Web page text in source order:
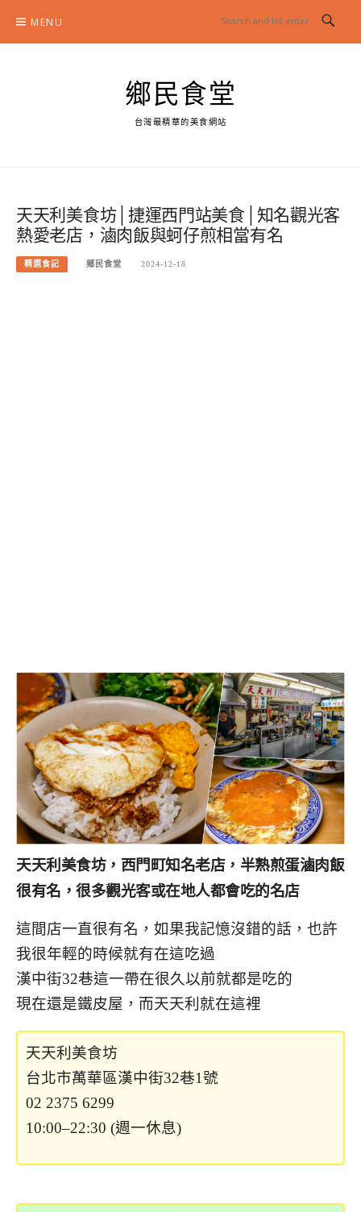
content
MENU
鄉民食堂
台灣最精華的美食網站
天天利美食坊│捷運西門站美食│知名觀光客
熱愛老店，滷肉飯與蚵仔煎相當有名
精選食記 鄉民食堂 2024-12-18
天天利美食坊，西門町知名老店，半熟煎蛋滷肉飯
很有名，很多觀光客或在地人都會吃的名店
這間店一直很有名，如果我記憶沒錯的話，也許
我很年輕的時候就有在這吃過
漢中街32巷這一帶在很久以前就都是吃的
現在還是鐵皮屋，而天天利就在這裡
天天利美食坊
台北市萬華區漢中街32巷1號
02 2375 6299
10:00–22:30 (週一休息)